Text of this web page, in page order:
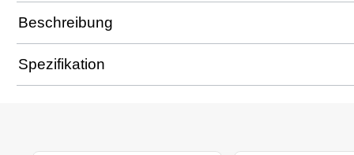
Beschreibung
Spezifikation